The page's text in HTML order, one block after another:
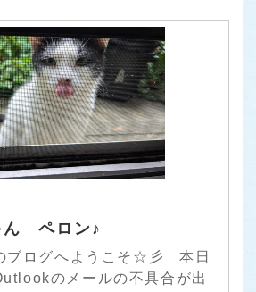
ん ペロン♪
ブログへようこそ☆彡 本日
のメールの不具合が出